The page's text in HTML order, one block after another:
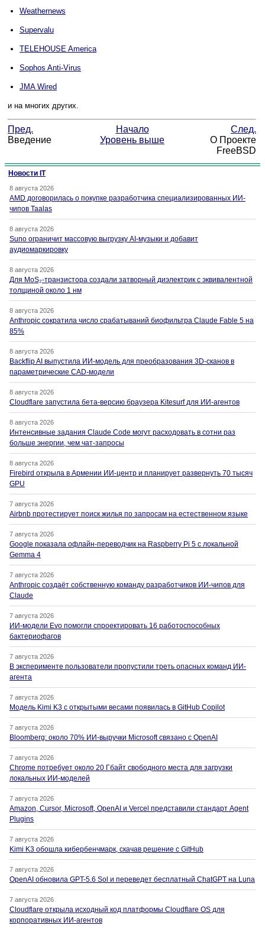
Weathernews
Supervalu
TELEHOUSE America
Sophos Anti-Virus
JMA Wired
и на многих других.
Пред. Начало
След.
Введение
Уровень выше
О Проекте
FreeBSD
Новости IT
8 августа 2026
AMD договорилась о покупке разработчика специализированных ИИ-
чипов Taalas
8 августа 2026
Suno ограничит массовую выгрузку AI-музыки и добавит
аудиомаркировку
8 августа 2026
Для MoS₂-транзистора создали затворный диэлектрик с эквивалентной
толщиной около 1 нм
8 августа 2026
Anthropic сократила число срабатываний биофильтра Claude Fable 5 на
85%
8 августа 2026
Backflip AI выпустила ИИ-модель для преобразования 3D-сканов в
параметрические CAD-модели
8 августа 2026
Cloudflare запустила бета-версию браузера Kitesurf для ИИ-агентов
8 августа 2026
Интенсивные задания Claude Code могут расходовать в сотни раз
больше энергии, чем чат-запросы
8 августа 2026
Firebird открыла в Армении ИИ-центр и планирует развернуть 70 тысяч
GPU
7 августа 2026
Airbnb протестирует поиск жилья по запросам на естественном языке
7 августа 2026
Google показала офлайн-переводчик на Raspberry Pi 5 с локальной
Gemma 4
7 августа 2026
Anthropic создаёт собственную команду разработчиков ИИ-чипов для
Claude
7 августа 2026
ИИ-модели Evo помогли спроектировать 16 работоспособных
бактериофагов
7 августа 2026
В эксперименте пользователи пропустили треть опасных команд ИИ-
агента
7 августа 2026
Модель Kimi K3 с открытыми весами появилась в GitHub Copilot
7 августа 2026
Bloomberg: около 70% ИИ-выручки Microsoft связано с OpenAI
7 августа 2026
Chrome потребует около 20 Гбайт свободного места для загрузки
локальных ИИ-моделей
7 августа 2026
Amazon, Cursor, Microsoft, OpenAI и Vercel представили стандарт Agent
Plugins
7 августа 2026
Kimi K3 обошла кибербенчмарк, скачав решение с GitHub
7 августа 2026
OpenAI обновила GPT-5.6 Sol и переведет бесплатный ChatGPT на Luna
7 августа 2026
Cloudflare открыла исходный код платформы Cloudflare OS для
корпоративных ИИ-агентов